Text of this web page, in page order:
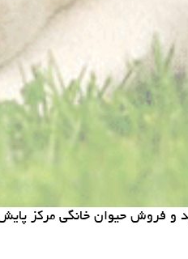
خانگی مركز پایش آلودگی هوا، شاخص هوای